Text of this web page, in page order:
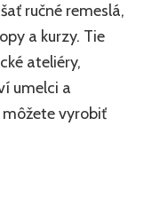
ručné remeslá,
a kurzy. Tie
ateliéry,
umelci a
vyrobiť